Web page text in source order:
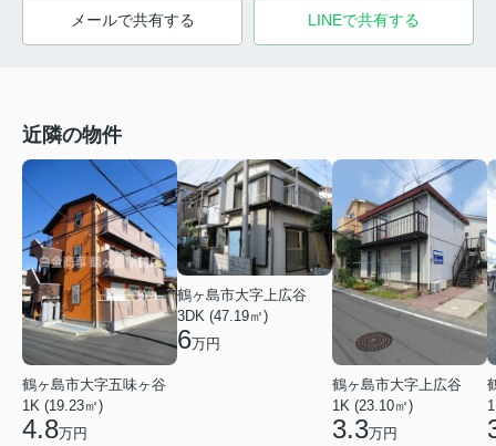
メールで共有する LINEで共有する
近隣の物件
鶴ヶ島市大字五味ヶ谷
1K (19.23㎡)
4.8万円
鶴ヶ島市大字上広谷
3DK (47.19㎡)
6万円
鶴ヶ島市大字上広谷
1K (23.10㎡)
3.3万円